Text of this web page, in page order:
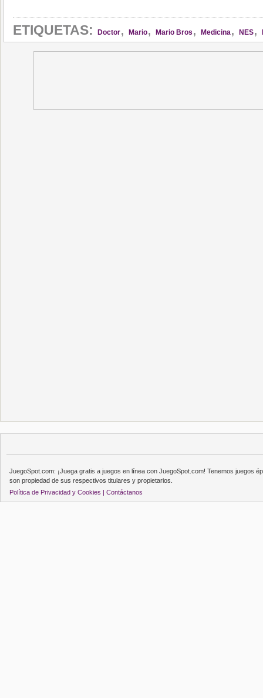
ETIQUETAS: Doctor, Mario, Mario Bros , Medicina, NES,
JuegoSpot.com: ¡Juega gratis a juegos en línea con JuegoSpot.com! Tenemos juegos
son propiedad de sus respectivos titulares y propietarios.
Política de Privacidad y Cookies | Contáctanos